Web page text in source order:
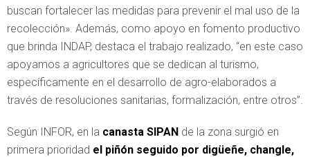
buscan fortalecer las medidas para prevenir el mal uso de la
recolección». Además, como apoyo en fomento productivo
que brinda INDAP, destaca el trabajo realizado, “en este caso
apoyamos a agricultores que se dedican al turismo,
específicamente en el desarrollo de agro-elaborados a
través de resoluciones sanitarias, formalización, entre otros”.
Según INFOR, en la canasta SIPAN de la zona surgió en
primera prioridad el piñón seguido por digüeñe, changle,